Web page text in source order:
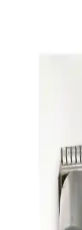
Makinesi
Philips OneBlade
performansları ve
bakım
Philips X3021/
Tasarım ve
Philips X3021/00
ve teknolojisiyle
Philips 3000X
Özellikleri ve